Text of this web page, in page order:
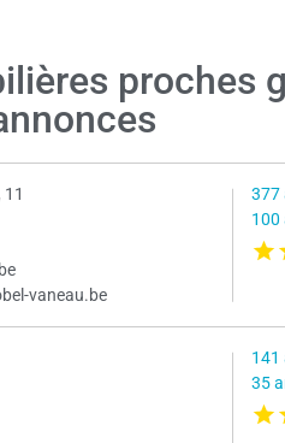
proches
vaneau.be
377
100
141
35